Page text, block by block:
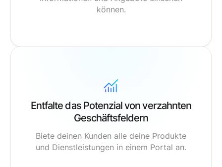
können.
Entfalte das Potenzial von verzahnten
Geschäftsfeldern
Biete deinen Kunden alle deine Produkte
und Dienstleistungen in einem Portal an.